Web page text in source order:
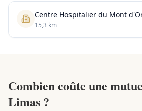
Centre Hospitalier du Mont
15,3 km
Combien coûte une
Limas ?